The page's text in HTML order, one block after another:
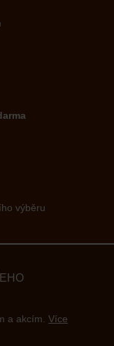
výběru
a akcím. Více